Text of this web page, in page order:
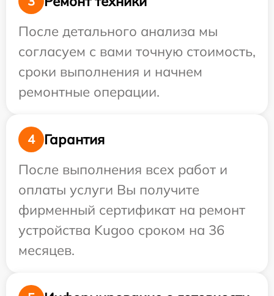
После детального анализа мы
согласуем с вами точную стоимость,
сроки выполнения и начнем
ремонтные операции.
4
Гарантия
После выполнения всех работ и
оплаты услуги Вы получите
фирменный сертификат на ремонт
устройства Kugoo сроком на 36
месяцев.